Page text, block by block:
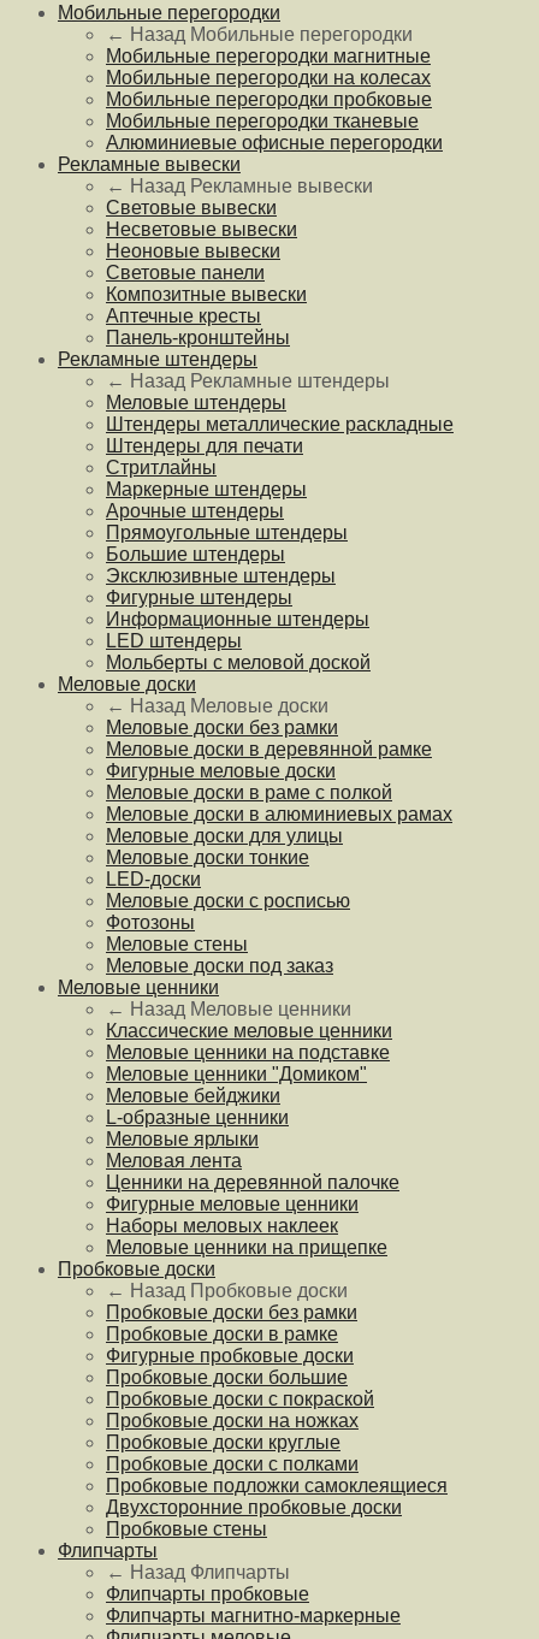
Мобильные перегородки
← Назад Мобильные перегородки
Мобильные перегородки магнитные
Мобильные перегородки на колесах
Мобильные перегородки пробковые
Мобильные перегородки тканевые
Алюминиевые офисные перегородки
Рекламные вывески
← Назад Рекламные вывески
Световые вывески
Несветовые вывески
Неоновые вывески
Световые панели
Композитные вывески
Аптечные кресты
Панель-кронштейны
Рекламные штендеры
← Назад Рекламные штендеры
Меловые штендеры
Штендеры металлические раскладные
Штендеры для печати
Стритлайны
Маркерные штендеры
Арочные штендеры
Прямоугольные штендеры
Большие штендеры
Эксклюзивные штендеры
Фигурные штендеры
Информационные штендеры
LED штендеры
Мольберты с меловой доской
Меловые доски
← Назад Меловые доски
Меловые доски без рамки
Меловые доски в деревянной рамке
Фигурные меловые доски
Меловые доски в раме с полкой
Меловые доски в алюминиевых рамах
Меловые доски для улицы
Меловые доски тонкие
LED-доски
Меловые доски с росписью
Фотозоны
Меловые стены
Меловые доски под заказ
Меловые ценники
← Назад Меловые ценники
Классические меловые ценники
Меловые ценники на подставке
Меловые ценники "Домиком"
Меловые бейджики
L-образные ценники
Меловые ярлыки
Меловая лента
Ценники на деревянной палочке
Фигурные меловые ценники
Наборы меловых наклеек
Меловые ценники на прищепке
Пробковые доски
← Назад Пробковые доски
Пробковые доски без рамки
Пробковые доски в рамке
Фигурные пробковые доски
Пробковые доски большие
Пробковые доски с покраской
Пробковые доски на ножках
Пробковые доски круглые
Пробковые доски с полками
Пробковые подложки самоклеящиеся
Двухсторонние пробковые доски
Пробковые стены
Флипчарты
← Назад Флипчарты
Флипчарты пробковые
Флипчарты магнитно-маркерные